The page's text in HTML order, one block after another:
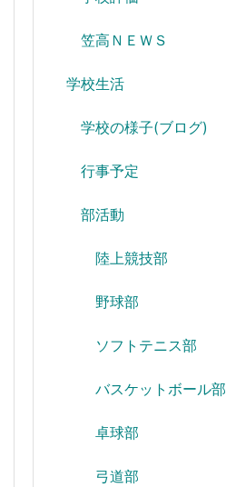
笠高ＮＥＷＳ
学校生活
学校の様子(ブログ)
行事予定
部活動
陸上競技部
野球部
ソフトテニス部
バスケットボール部
卓球部
弓道部